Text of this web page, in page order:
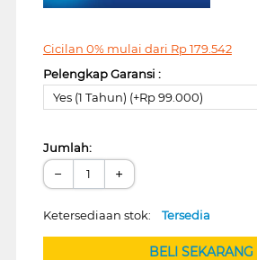
Cicilan 0% mulai dari Rp179.542
Pelengkap Garansi :
Yes (1 Tahun) (+Rp 99.000)
Jumlah:
− +
Ketersediaan stok: Tersedia
BELI SEKARANG